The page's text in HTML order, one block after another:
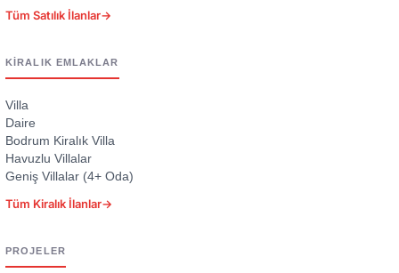
Tüm Satılık İlanlar→
KIRALIK EMLAKLAR
Villa
Daire
Bodrum Kiralık Villa
Havuzlu Villalar
Geniş Villalar (4+ Oda)
Tüm Kiralık İlanlar→
PROJELER